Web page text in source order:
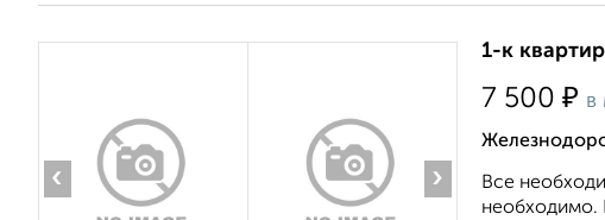
‹ ›
1-к
7 500 ₽ в
Все
необходимо.